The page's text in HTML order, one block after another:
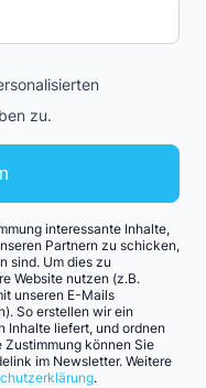
zu.
interessante Inhalte,
Partnern zu schicken,
sind. Um dies zu
Website nutzen (z.B.
unseren E-Mails
So erstellen wir ein
Inhalte liefert, und ordnen
Zustimmung können Sie
im Newsletter. Weitere
.